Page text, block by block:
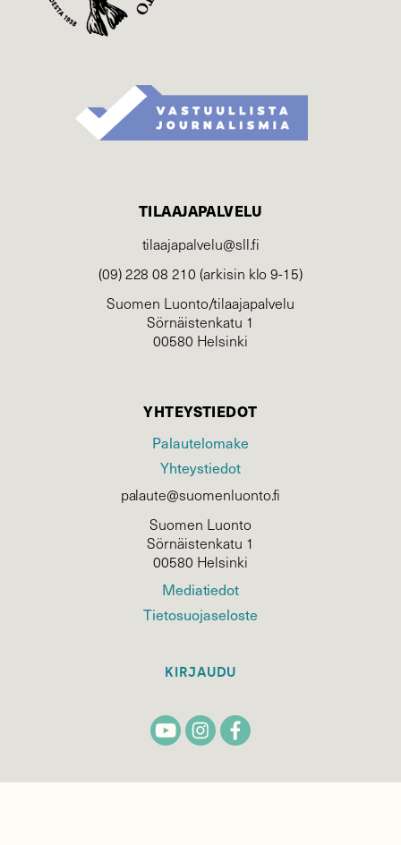
TILAAJAPALVELU
tilaajapalvelu@sll.fi
(09) 228 08 210 (arkisin klo 9-15)
Suomen Luonto/tilaajapalvelu
Sörnäistenkatu 1
00580 Helsinki
YHTEYSTIEDOT
Palautelomake
Yhteystiedot
palaute@suomenluonto.fi
Suomen Luonto
Sörnäistenkatu 1
00580 Helsinki
Mediatiedot
Tietosuojaseloste
KIRJAUDU